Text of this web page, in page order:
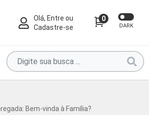
Olá, Entre ou
Cadastre-se
0
DARK
Pesquise
por
produtos
...
Bem-vinda à Família?